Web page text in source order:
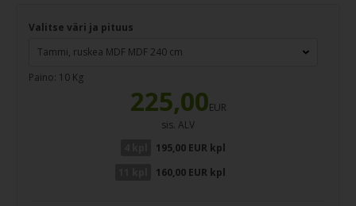
Valitse väri ja pituus
Paino: 10 Kg
225,00EUR
sis. ALV
195,00 EUR kpl
160,00 EUR kpl